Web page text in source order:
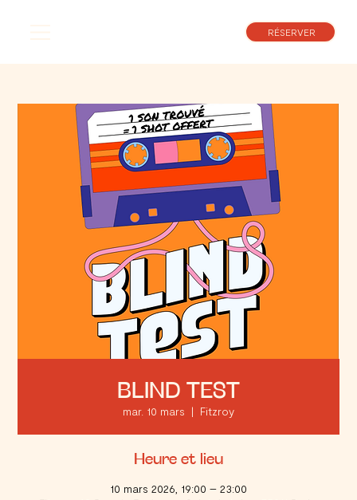
RÉSERVER
BLIND TEST
mar. 10 mars
  |
Fitzroy
Heure et lieu
10 mars 2026, 19:00 – 23:00